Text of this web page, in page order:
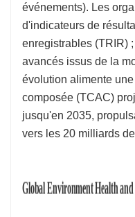
événements). Les
d'indicateurs de
enregistrables (TRIR)
avancés issus de la
évolution alimente
composée (TCAC)
jusqu'en 2035,
vers les 20 milliards